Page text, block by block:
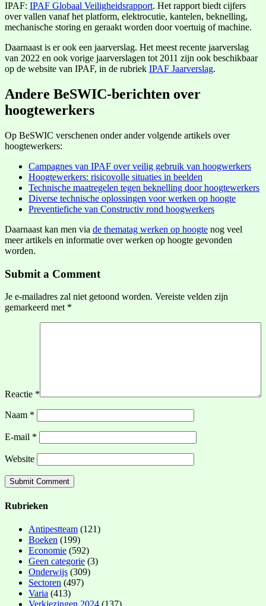
IPAF: IPAF Globaal Veiligheidsrapport. Het rapport biedt cijfers
over vallen vanaf het platform, elektrocutie, kantelen, beknelling,
mechanische storing en geraakt worden door voertuig of machine.
Daarnaast is er ook een jaarverslag. Het meest recente jaarverslag
van 2022 en ook vorige jaarverslagen tot 2011 zijn ook beschikbaar
op de website van IPAF, in de rubriek IPAF Jaarverslag.
Andere BeSWIC-berichten over
hoogtewerkers
Op BeSWIC verschenen onder ander volgende artikels over
hoogtewerkers:
Campagnes van IPAF over veilig gebruik van hoogwerkers
Hoogtewerkers: risicovolle situaties in beelden
Technische maatregelen tegen beknelling door hoogtewerkers
Diverse technische oplossingen voor werken op hoogte
Preventiefiche van Constructiv rond hoogwerkers
Daarnaast kan men via de thematag werken op hoogte nog veel
meer artikels en informatie over werken op hoogte gevonden
worden.
Submit a Comment
Je e-mailadres zal niet getoond worden. Vereiste velden zijn
gemarkeerd met *
Reactie *
Naam *
E-mail *
Website
Rubrieken
Antipestteam (121)
Boeken (199)
Economie (592)
Geen categorie (3)
Onderwijs (309)
Sectoren (497)
Varia (413)
Verkiezingen 2024 (137)